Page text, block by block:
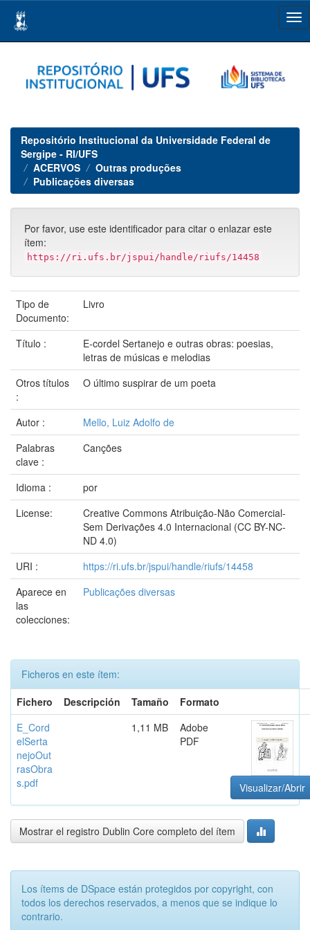
navigation
Repositório Institucional da Universidade Federal de
Sergipe - RI/UFS
ACERVOS
Outras produções
Publicações diversas
Por favor, use este identificador para citar o enlazar este
ítem:
https://ri.ufs.br/jspui/handle/riufs/14458
Tipo de
Documento:
Livro
Título :
E-cordel Sertanejo e outras obras: poesias,
letras de músicas e melodias
Otros títulos
:
O último suspirar de um poeta
Autor :
Mello, Luiz Adolfo de
Palabras
clave :
Canções
Idioma :
por
License:
Creative Commons Atribuição-Não Comercial-
Sem Derivações 4.0 Internacional (CC BY-NC-
ND 4.0)
URI :
https://ri.ufs.br/jspui/handle/riufs/14458
Aparece en
las
colecciones:
Publicações diversas
Ficheros en este ítem:
Fichero
Descripción Tamaño
Formato
E_Cord
elSerta
nejoOut
rasObra
s.pdf
1,11 MB
Adobe
PDF
Visualizar/Abrir
Mostrar el registro Dublin Core completo del ítem
Los ítems de DSpace están protegidos por copyright, con
todos los derechos reservados, a menos que se indique lo
contrario.